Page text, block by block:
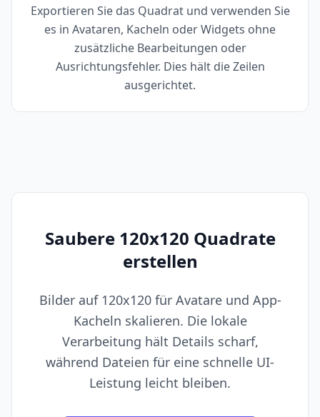
Exportieren Sie das Quadrat und verwenden Sie
es in Avataren, Kacheln oder Widgets ohne
zusätzliche Bearbeitungen oder
Ausrichtungsfehler. Dies hält die Zeilen
ausgerichtet.
Saubere 120x120 Quadrate
erstellen
Bilder auf 120x120 für Avatare und App-
Kacheln skalieren. Die lokale
Verarbeitung hält Details scharf,
während Dateien für eine schnelle UI-
Leistung leicht bleiben.